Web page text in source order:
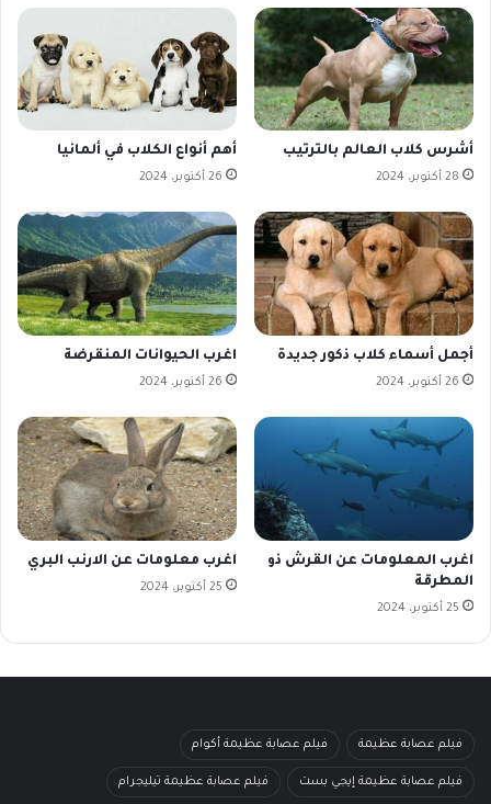
أشرس كلاب العالم بالترتيب
28 أكتوبر، 2024
أهم أنواع الكلاب في ألمانيا
26 أكتوبر، 2024
أجمل أسماء كلاب ذكور جديدة
26 أكتوبر، 2024
اغرب الحيوانات المنقرضة
26 أكتوبر، 2024
اغرب المعلومات عن القرش ذو
المطرقة
25 أكتوبر، 2024
اغرب معلومات عن الارنب البري
25 أكتوبر، 2024
فيلم عصابة عظيمة فيلم عصابة عظيمة أكوام
فيلم عصابة عظيمة إيجي بست فيلم عصابة عظيمة تيليجرام